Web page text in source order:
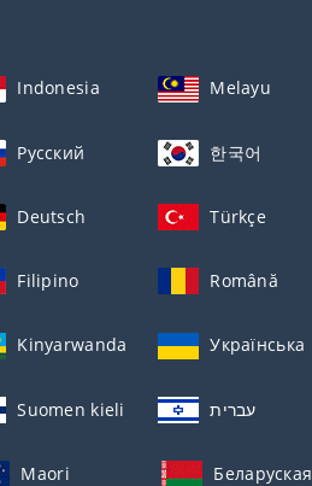
Indonesia Melayu
Русский 한국어
Deutsch Türkçe
Filipino Română
Kinyarwanda Українська
Suomen kieli עברית
Maori Беларуская